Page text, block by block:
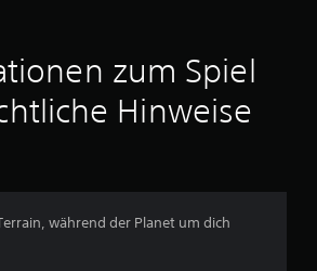
t
t
i
c
zum Spiel
Hinweise
während der Planet um dich